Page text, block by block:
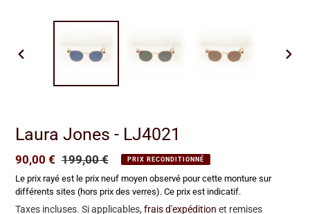
Laura Jones - LJ4021
Prix
réduit
90,00 € Prix
normal
199,00 € PRIX RECONDITIONNÉ
Le prix rayé est le prix neuf moyen observé pour cette monture sur
différents sites (hors prix des verres). Ce prix est indicatif.
Taxes incluses. Si applicables, frais d'expédition et remises